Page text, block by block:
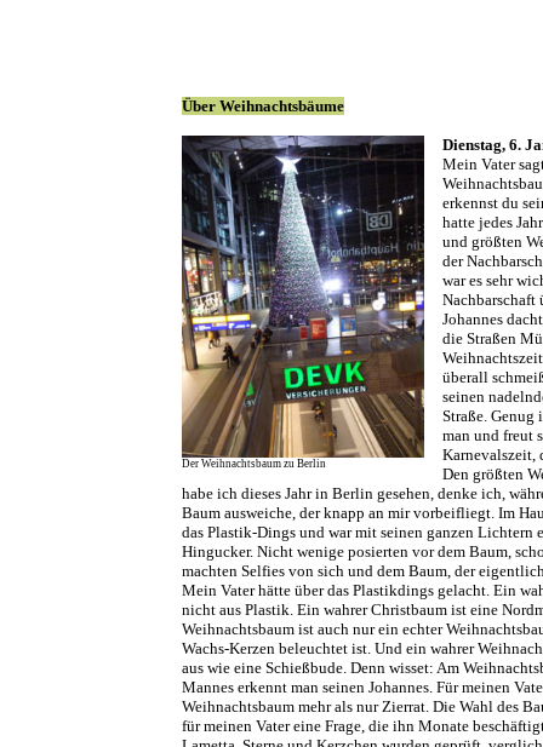
Über Weihnachtsbäume
Der Weihnachtsbaum zu Berlin
Dienstag, 6.
Mein Vater
erkennst du
hatte jedes
und größten
der
war es sehr
Nachbarschaft
Johannes
die Straßen
überall
seinen
Straße. Genug
man und freut
Karnevalszeit,
Den größten
habe ich dieses Jahr in Berlin gesehen, denke ich,
Baum ausweiche, der knapp an mir vorbeifliegt. Im
das Plastik-Dings und war mit seinen ganzen Lichtern
Hingucker. Nicht wenige posierten vor dem Baum,
machten Selfies von sich und dem Baum, der
Mein Vater hätte über das Plastikdings gelacht. Ein
nicht aus Plastik. Ein wahrer Christbaum ist eine
Weihnachtsbaum ist auch nur ein echter
Wachs-Kerzen beleuchtet ist. Und ein wahrer
aus wie eine Schießbude. Denn wisset: Am
Mannes erkennt man seinen Johannes. Für meinen
Weihnachtsbaum mehr als nur Zierrat. Die Wahl des
für meinen Vater eine Frage, die ihn Monate